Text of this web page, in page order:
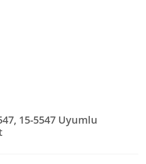
15-5547 Uyumlu